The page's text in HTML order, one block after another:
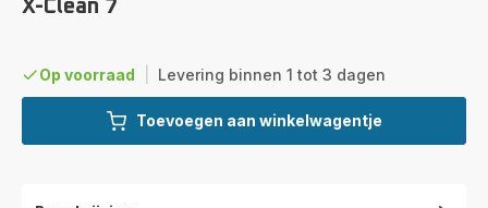
X-Clean 7
Op voorraad Levering binnen 1 tot 3 dagen
Toevoegen aan winkelwagentje